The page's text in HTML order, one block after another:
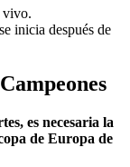
vivo.
inicia después de
es necesaria la
de Europa de